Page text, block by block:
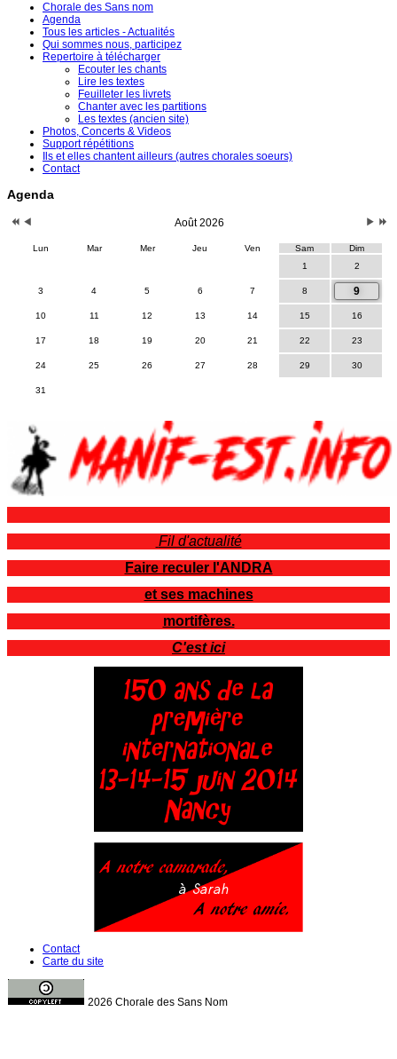
Chorale des Sans nom
Agenda
Tous les articles - Actualités
Qui sommes nous, participez
Repertoire à télécharger
Ecouter les chants
Lire les textes
Feuilleter les livrets
Chanter avec les partitions
Les textes (ancien site)
Photos, Concerts & Videos
Support répétitions
Ils et elles chantent ailleurs (autres chorales soeurs)
Contact
Agenda
Août 2026
Lun Mar Mer Jeu Ven Sam
Dim
1
2
3 4 5 6 7 8 9
10 11 12 13 14 15 16
17 18 19 20 21 22 23
24 25 26 27 28 29 30
31
Fil d'actualité
Faire reculer l'ANDRA
et ses machines
mortifères.
C'est ici
Contact
Carte du site
2026 Chorale des Sans Nom